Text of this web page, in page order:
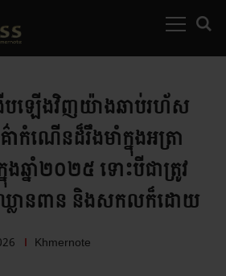
ងើបឡើងវិញយ៉ាងឆាប់រហ័ស
ាកំណើនដ៏រឹងមាំក្នុងអត្រា
ឆ្នាំ២០២៥ ទោះបីជាត្រូវ
លានពាន និងសកលក៏ដោយ
Khmernote